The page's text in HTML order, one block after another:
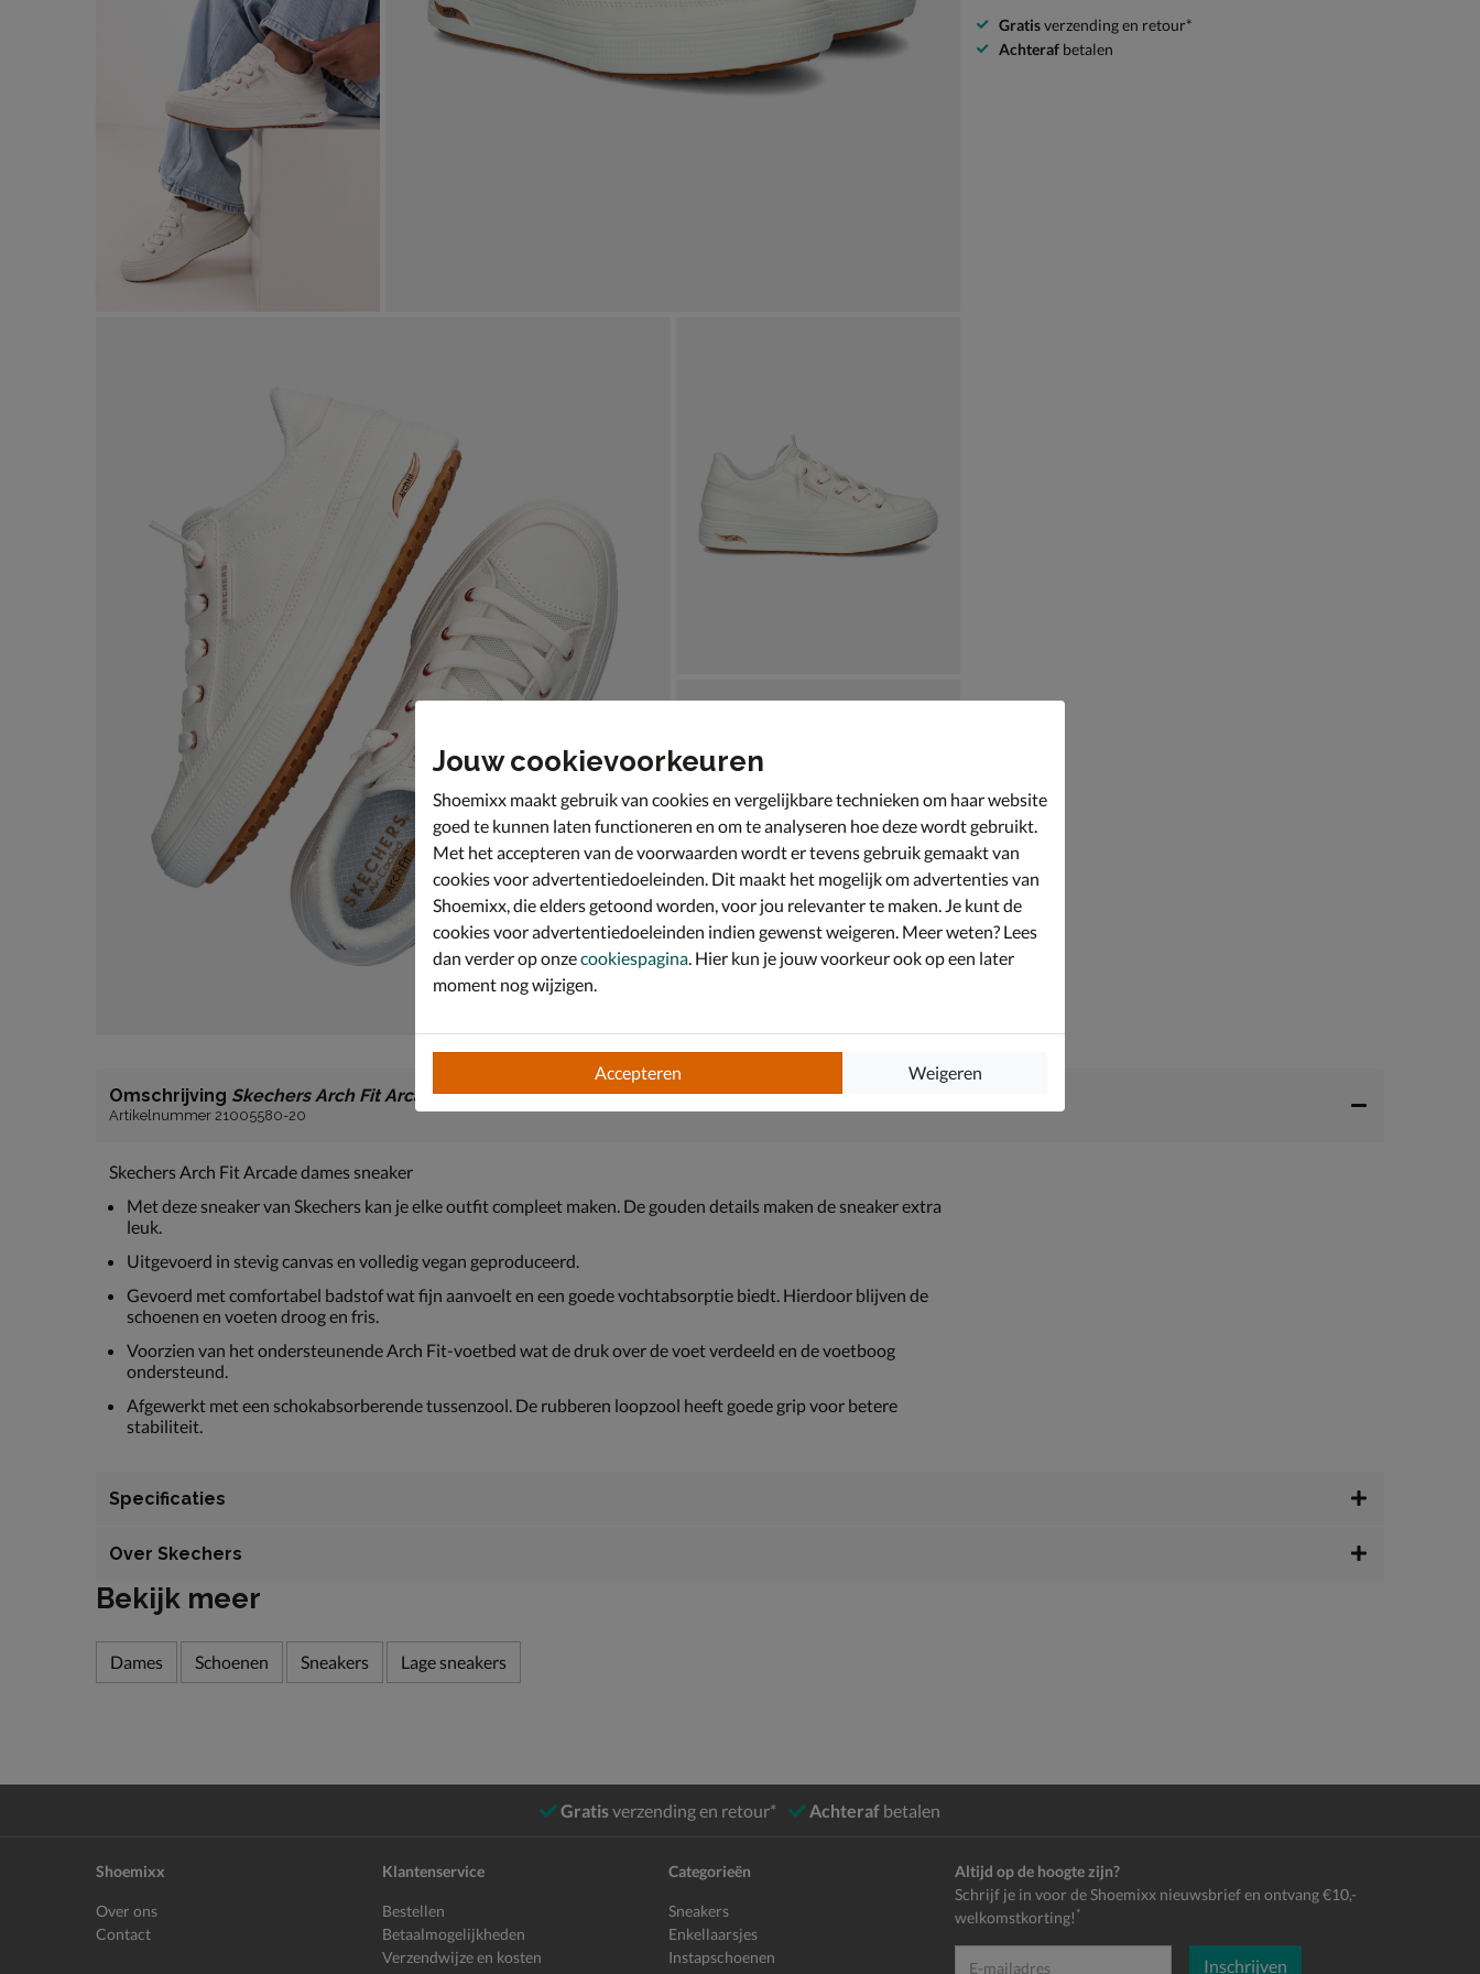
Gratisverzending en retour*
Achteraf betalen
Omschrijving Skechers Arch Fit Arcade
Artikelnummer 21005580-20
Skechers Arch Fit Arcade dames sneaker
Met deze sneaker van Skechers kan je elke outfit compleet maken. De gouden details maken de sneaker extra
leuk.
Uitgevoerd in stevig canvas en volledig vegan geproduceerd.
Gevoerd met comfortabel badstof wat fijn aanvoelt en een goede vochtabsorptie biedt. Hierdoor blijven de
schoenen en voeten droog en fris.
Voorzien van het ondersteunende Arch Fit-voetbed wat de druk over de voet verdeeld en de voetboog
ondersteund.
Afgewerkt met een schokabsorberende tussenzool. De rubberen loopzool heeft goede grip voor betere
stabiliteit.
Specificaties
Over Skechers
Bekijk meer
Dames Schoenen Sneakers Lage sneakers
Gratisverzending en retour* Achteraf betalen
Shoemixx
Over ons
Contact
Klantenservice
Bestellen
Betaalmogelijkheden
Verzendwijze en kosten
Categorieën
Sneakers
Enkellaarsjes
Instapschoenen
Altijd op de hoogte zijn?
Schrijf je in voor de Shoemixx nieuwsbrief en ontvang €10,-
welkomstkorting! *
E-mailadres Inschrijven
Jouw cookievoorkeuren
Shoemixx maakt gebruik van cookies en vergelijkbare technieken om haar website
goed te kunnen laten functioneren en om te analyseren hoe deze wordt gebruikt.
Met het accepteren van de voorwaarden wordt er tevens gebruik gemaakt van
cookies voor advertentiedoeleinden. Dit maakt het mogelijk om advertenties van
Shoemixx, die elders getoond worden, voor jou relevanter te maken. Je kunt de
cookies voor advertentiedoeleinden indien gewenst weigeren. Meer weten? Lees
dan verder op onzecookiespagina. Hier kun je jouw voorkeur ook op een later
moment nog wijzigen.
Accepteren Weigeren